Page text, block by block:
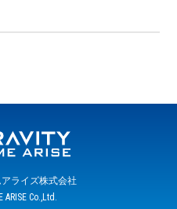
ライズ株式会社
ARISE Co.,Ltd.